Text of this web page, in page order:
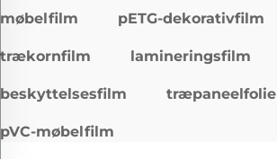
møbelfilm pETG-dekorativfilm
trækornfilm lamineringsfilm
beskyttelsesfilm træpaneelfolie
pVC-møbelfilm